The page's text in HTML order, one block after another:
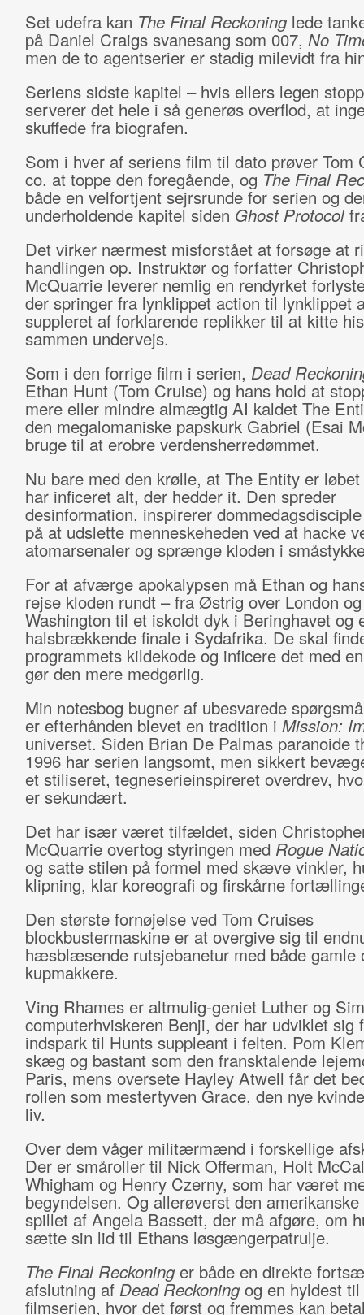
Set udefra kan The Final Reckoninglede
på Daniel Craigs svanesang som 007, No
men de to agentserier er stadig milevidt fra
Seriens sidste kapitel – hvis ellers legen
serverer det hele i så generøs overflod, at
skuffede fra biografen.
Som i hver af seriens film til dato prøver Tom
co. at toppe den foregående, og The Final
både en velfortjent sejrsrunde for serien og
underholdende kapitel siden Ghost Protocol
Det virker nærmest misforstået at forsøge at
handlingen op. Instruktør og forfatter
McQuarrie leverer nemlig en rendyrket
der springer fra lynklippet action til lynklippet
suppleret af forklarende replikker til at kitte
sammen undervejs.
Som i den forrige film i serien, Dead
Ethan Hunt (Tom Cruise) og hans hold at
mere eller mindre almægtig AI kaldet The
den megalomaniske papskurk Gabriel (Esai
bruge til at erobre verdensherredømmet.
Nu bare med den krølle, at The Entity er
har inficeret alt, der hedder it. Den spreder
desinformation, inspirerer
på at udslette menneskeheden ved at hacke
atomarsenaler og sprænge kloden i
For at afværge apokalypsen må Ethan og
rejse kloden rundt – fra Østrig over London og
Washington til et iskoldt dyk i Beringhavet og
halsbrækkende finale i Sydafrika. De skal
programmets kildekode og inficere det med
gør den mere medgørlig.
Min notesbog bugner af ubesvarede
er efterhånden blevet en tradition i Mission:
universet. Siden Brian De Palmas paranoide
1996 har serien langsomt, men sikkert
et stiliseret, tegneserieinspireret overdrev,
er sekundært.
Det har især været tilfældet, siden
McQuarrie overtog styringen med Rogue
og satte stilen på formel med skæve vinkler,
klipning, klar koreografi og firskårne
Den største fornøjelse ved Tom Cruises
blockbustermaskine er at overgive sig til
hæsblæsende rutsjebanetur med både gamle
kupmakkere.
Ving Rhames er altmulig-geniet Luther og
computerhviskeren Benji, der har udviklet sig
indspark til Hunts suppleant i felten. Pom
skæg og bastant som den fransktalende
Paris, mens oversete Hayley Atwell får det
rollen som mestertyven Grace, den nye
liv.
Over dem våger militærmænd i forskellige
Der er småroller til Nick Offerman, Holt
Whigham og Henry Czerny, som har været
begyndelsen. Og allerøverst den
spillet af Angela Bassett, der må afgøre, om
sætte sin lid til Ethans løsgængerpatrulje.
The Final Reckoning er både en direkte
afslutning af Dead Reckoningog en hyldest til
filmserien, hvor det først og fremmes kan